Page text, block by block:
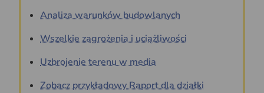
Analiza warunków budowlanych
Wszelkie zagrożenia i uciążliwości
Uzbrojenie terenu w media
Zobacz przykładowy Raport dla działki